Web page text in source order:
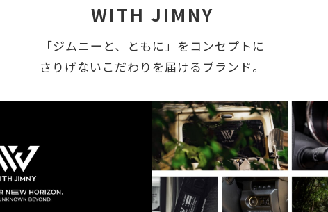
WITH JIMNY
「ジムニーと、ともに」をコンセプトに
さりげないこだわりを届けるブランド。